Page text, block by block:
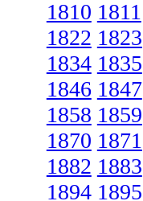
1810 1811
1822 1823
1834 1835
1846 1847
1858 1859
1870 1871
1882 1883
1894 1895